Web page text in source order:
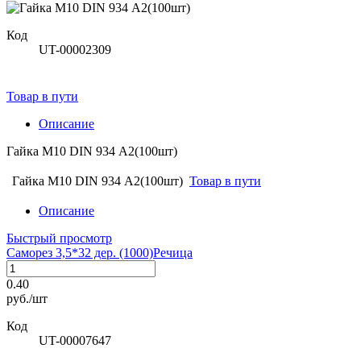
Код
UT-00002309
Товар в пути
Описание
Гайка М10 DIN 934 А2(100шт)
Гайка М10 DIN 934 А2(100шт) Товар в пути
Описание
Быстрый просмотр
Саморез 3,5*32 дер. (1000)Речица
0.40
руб./шт
Код
UT-00007647